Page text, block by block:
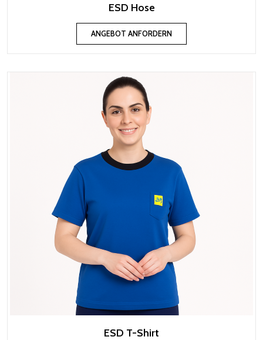
ESD Hose
ANGEBOT ANFORDERN
ESD T-Shirt